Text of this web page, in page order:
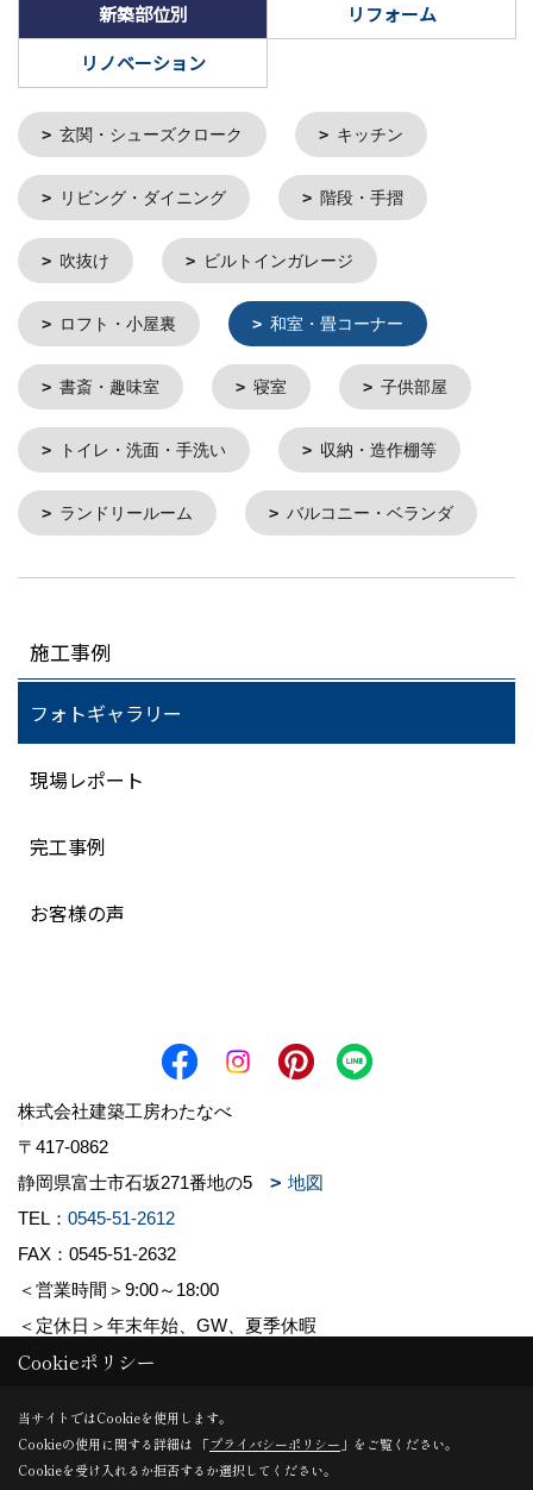
新築部位別
リフォーム
リノベーション
玄関・シューズクローク キッチン
リビング・ダイニング 階段・手摺
吹抜け ビルトインガレージ
ロフト・小屋裏 和室・畳コーナー
書斎・趣味室 寝室 子供部屋
トイレ・洗面・手洗い 収納・造作棚等
ランドリールーム バルコニー・ベランダ
施工事例
フォトギャラリー
現場レポート
完工事例
お客様の声
株式会社建築工房わたなべ
〒417-0862
静岡県富士市石坂271番地の5
地図
TEL： 0545-51-2612
FAX：0545-51-2632
＜営業時間＞9:00～18:00
＜定休日＞年末年始、GW、夏季休暇
Copyright (c) 株式会社建築工房わたなべ. All Rights Reserved.
Produced byゴデスクリエイト
Cookieポリシー
当サイトではCookieを使用します。
Cookieの使用に関する詳細は 「プライバシーポリシー 」をご覧ください。
Cookieを受け入れるか拒否するか選択してください。